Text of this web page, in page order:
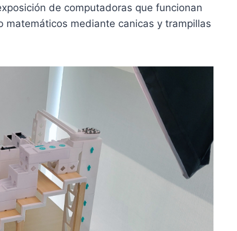
de computadoras que funcionan
matemáticos mediante canicas y trampillas